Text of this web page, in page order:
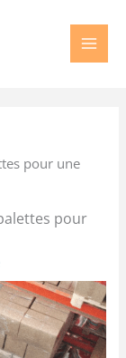
pour une
pour